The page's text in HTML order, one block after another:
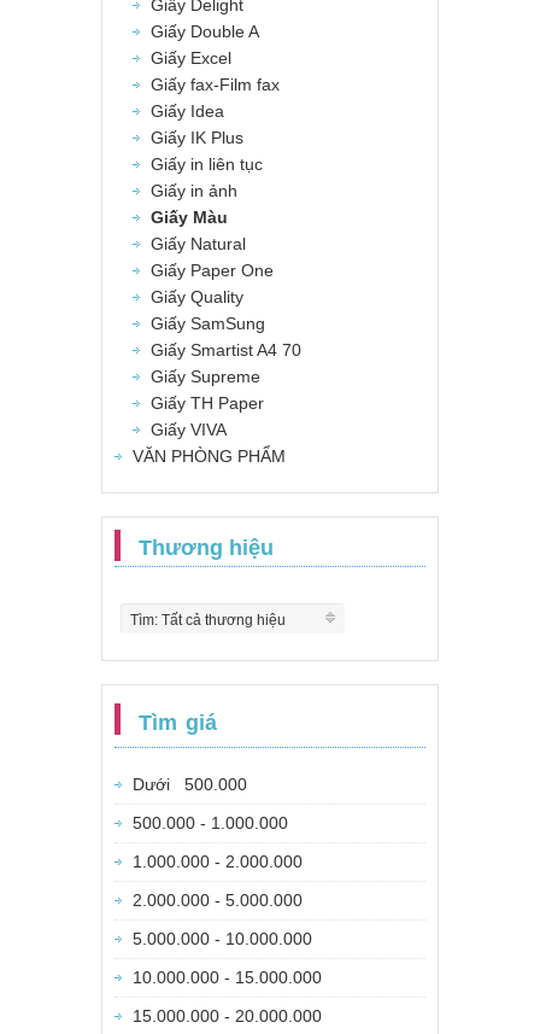
Giấy Delight
Giấy Double A
Giấy Excel
Giấy fax-Film fax
Giấy Idea
Giấy IK Plus
Giấy in liên tục
Giấy in ảnh
Giấy Màu
Giấy Natural
Giấy Paper One
Giấy Quality
Giấy SamSung
Giấy Smartist A4 70
Giấy Supreme
Giấy TH Paper
Giấy VIVA
VĂN PHÒNG PHẨM
Thương hiệu
Tìm: Tất cả thương hiệu
Tìm giá
Dưới 500.000
500.000 - 1.000.000
1.000.000 - 2.000.000
2.000.000 - 5.000.000
5.000.000 - 10.000.000
10.000.000 - 15.000.000
15.000.000 - 20.000.000